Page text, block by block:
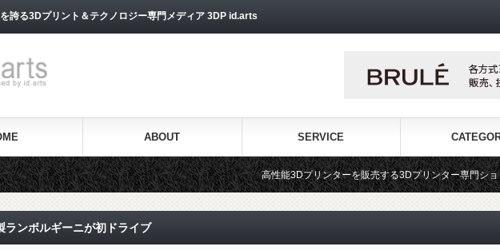
誇る3Dプリント＆テクノロジー専門メディア 3DP id.arts
ABOUT SERVICE
高性能3Dプリンターを販売する3Dプリンター専門ショップ『3DPS
ランボルギーニが初ドライブ